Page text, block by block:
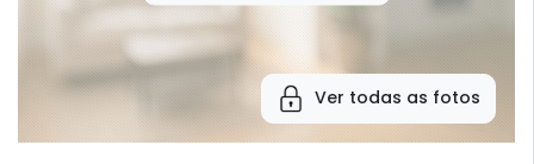
Ver todas as fotos